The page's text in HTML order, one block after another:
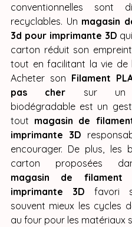
conventionnelles sont
recyclables. Un magasin
3d pour imprimante 3D
carton réduit son
tout en facilitant la vie de
Acheter son Filament
pas cher sur un
biodégradable est un
tout magasin de
imprimante 3D
encourager. De plus, les
magasin de
imprimante 3D favori
souvent mieux les cycles
au four pour les matériaux